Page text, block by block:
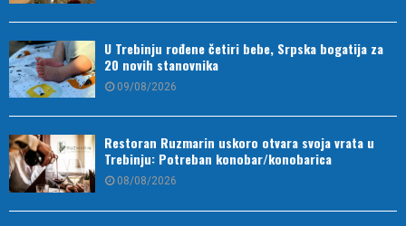
U Trebinju rođene četiri bebe, Srpska bogatija za
20 novih stanovnika
09/08/2026
Restoran Ruzmarin uskoro otvara svoja vrata u
Trebinju: Potreban konobar/konobarica
08/08/2026